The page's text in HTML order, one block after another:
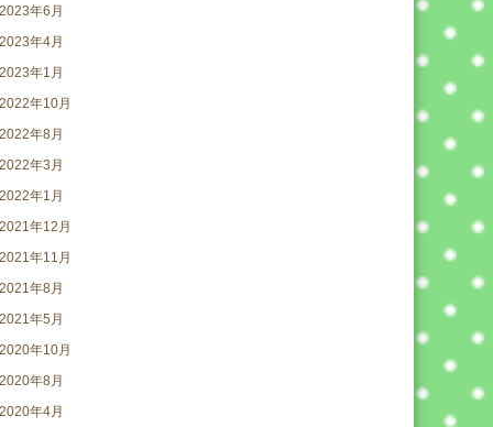
年6月
年4月
年1月
年10月
年8月
年3月
年1月
年12月
年11月
年8月
年5月
年10月
年8月
年4月